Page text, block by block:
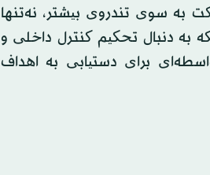
به سوی تندروی بیشتر، نه‌تنها
به دنبال تحکیم کنترل داخلی و
برای دستیابی به اهداف